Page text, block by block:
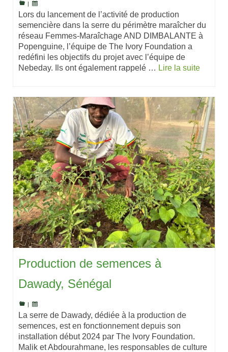
|
Lors du lancement de l’activité de production
semencière dans la serre du périmètre maraîcher du
réseau Femmes-Maraîchage AND DIMBALANTE à
Popenguine, l’équipe de The Ivory Foundation a
redéfini les objectifs du projet avec l’équipe de
Nebeday. Ils ont également rappelé … Lire la suite
Production de semences à
Dawady, Sénégal
|
La serre de Dawady, dédiée à la production de
semences, est en fonctionnement depuis son
installation début 2024 par The Ivory Foundation.
Malik et Abdourahmane, les responsables de culture